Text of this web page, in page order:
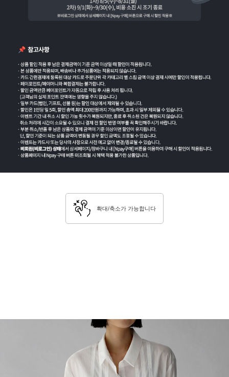
확대/축소가 가능합니다